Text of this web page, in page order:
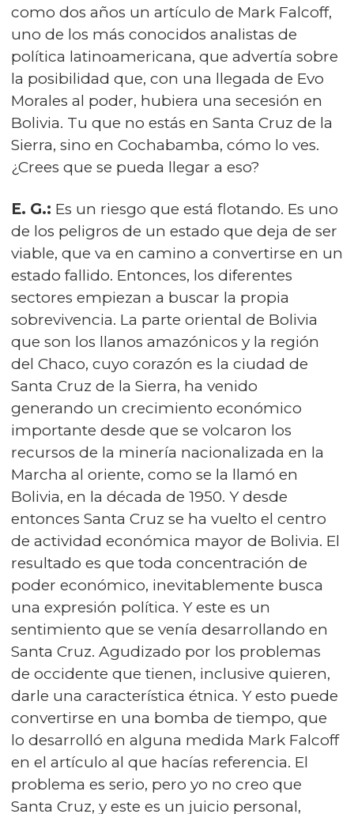
como dos años un artículo de Mark Falcoff,
uno de los más conocidos analistas de
política latinoamericana, que advertía sobre
la posibilidad que, con una llegada de Evo
Morales al poder, hubiera una secesión en
Bolivia. Tu que no estás en Santa Cruz de la
Sierra, sino en Cochabamba, cómo lo ves.
¿Crees que se pueda llegar a eso?
E. G.: Es un riesgo que está flotando. Es uno
de los peligros de un estado que deja de ser
viable, que va en camino a convertirse en un
estado fallido. Entonces, los diferentes
sectores empiezan a buscar la propia
sobrevivencia. La parte oriental de Bolivia
que son los llanos amazónicos y la región
del Chaco, cuyo corazón es la ciudad de
Santa Cruz de la Sierra, ha venido
generando un crecimiento económico
importante desde que se volcaron los
recursos de la minería nacionalizada en la
Marcha al oriente, como se la llamó en
Bolivia, en la década de 1950. Y desde
entonces Santa Cruz se ha vuelto el centro
de actividad económica mayor de Bolivia. El
resultado es que toda concentración de
poder económico, inevitablemente busca
una expresión política. Y este es un
sentimiento que se venía desarrollando en
Santa Cruz. Agudizado por los problemas
de occidente que tienen, inclusive quieren,
darle una característica étnica. Y esto puede
convertirse en una bomba de tiempo, que
lo desarrolló en alguna medida Mark Falcoff
en el artículo al que hacías referencia. El
problema es serio, pero yo no creo que
Santa Cruz, y este es un juicio personal,